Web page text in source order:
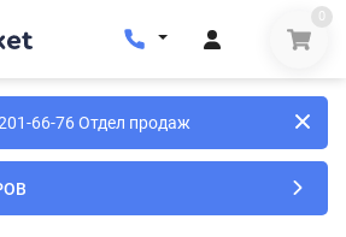
0
66-76 Отдел продаж